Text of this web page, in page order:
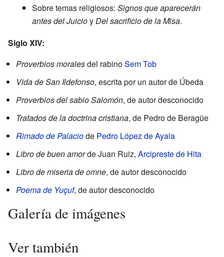
Sobre temas religiosos: Signos que aparecerán
antes del Juicioy Del sacrificio de la Misa.
Siglo XIV:
Proverbios moralesdel rabinoSem Tob
Vida de San Ildefonso, escrita por un autor de Úbeda
Proverbios del sabio Salomón, de autor desconocido
Tratados de la doctrina cristiana, de Pedro de Beragüe
Rimado de Palaciode Pedro López de Ayala
Libro de buen amorde Juan Ruiz, Arcipreste de Hita
Libro de miseria de omne, de autor desconocido
Poema de Yuçuf, de autor desconocido
Galería de imágenes
Ver también